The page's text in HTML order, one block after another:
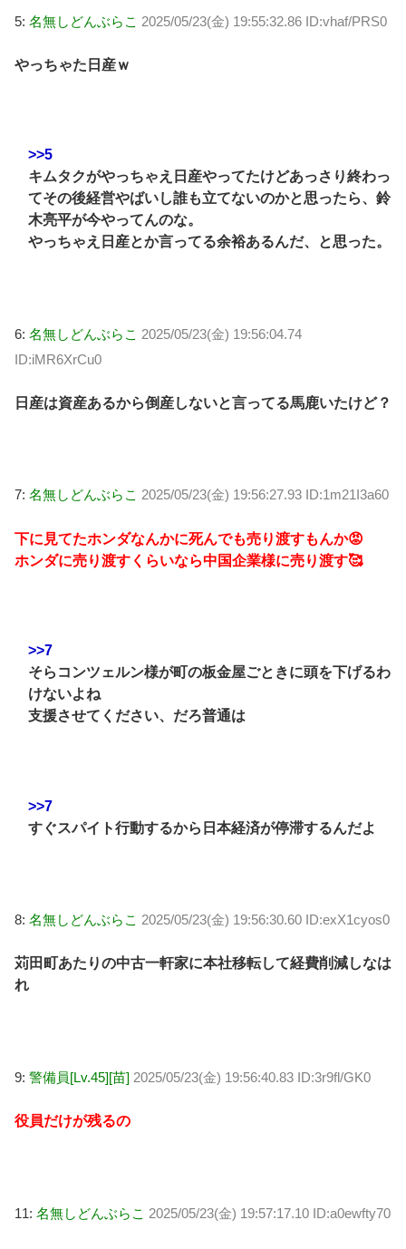
5: 名無しどんぶらこ 2025/05/23(金) 19:55:32.86 ID:vhaf/PRS0
やっちゃた日産ｗ
>>5
キムタクがやっちゃえ日産やってたけどあっさり終わっ
てその後経営やばいし誰も立てないのかと思ったら、鈴
木亮平が今やってんのな。
やっちゃえ日産とか言ってる余裕あるんだ、と思った。
6: 名無しどんぶらこ 2025/05/23(金) 19:56:04.74
ID:iMR6XrCu0
日産は資産あるから倒産しないと言ってる馬鹿いたけど？
7: 名無しどんぶらこ 2025/05/23(金) 19:56:27.93 ID:1m21I3a60
下に見てたホンダなんかに死んでも売り渡すもんか😡
ホンダに売り渡すくらいなら中国企業様に売り渡す🥰
>>7
そらコンツェルン様が町の板金屋ごときに頭を下げるわ
けないよね
支援させてください、だろ普通は
>>7
すぐスパイト行動するから日本経済が停滞するんだよ
8: 名無しどんぶらこ 2025/05/23(金) 19:56:30.60 ID:exX1cyos0
苅田町あたりの中古一軒家に本社移転して経費削減しなは
れ
9: 警備員[Lv.45][苗] 2025/05/23(金) 19:56:40.83 ID:3r9fl/GK0
役員だけが残るの
11: 名無しどんぶらこ 2025/05/23(金) 19:57:17.10 ID:a0ewfty70